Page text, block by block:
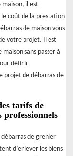
il est
coût de la prestation
de maison vous
votre projet. Il est
maison sans passer à
définir
projet de débarras de
tarifs de
professionnels
débarras de grenier
d’enlever les biens